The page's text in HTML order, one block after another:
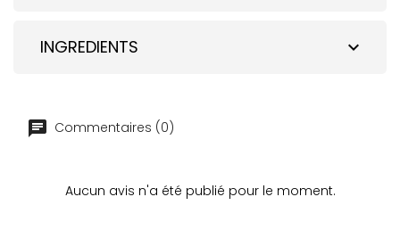
expand_more
INGREDIENTS
Commentaires (0)
Aucun avis n'a été publié pour le moment.